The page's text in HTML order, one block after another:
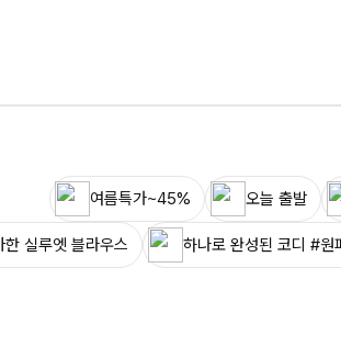
여름특가~45% 오늘 출발
한 실루엣 블라우스 하나로 완성된 코디 #원